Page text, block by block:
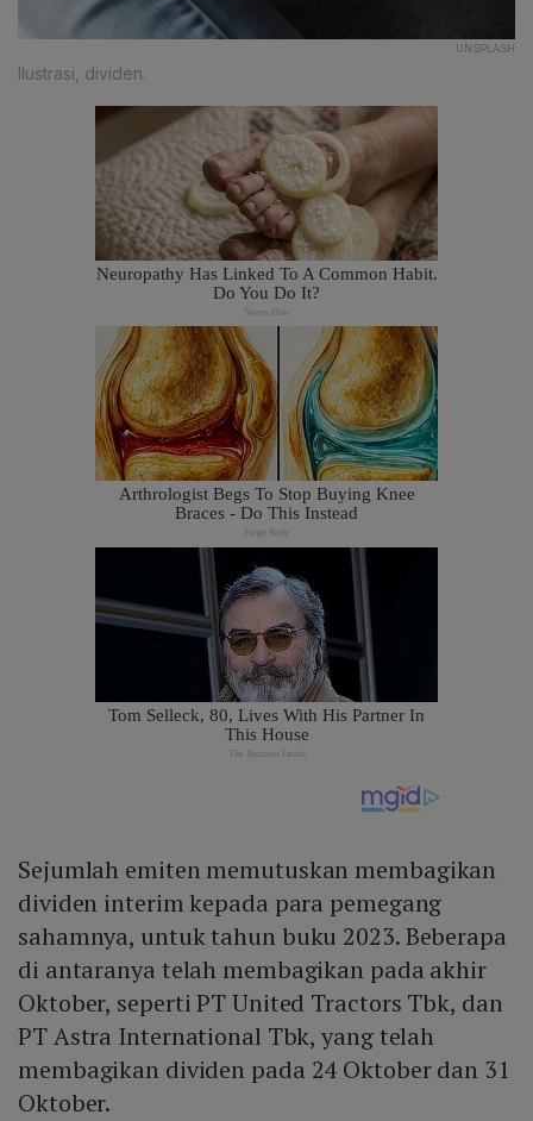
UNSPLASH
Ilustrasi, dividen.
Sejumlah emiten memutuskan membagikan
dividen interim kepada para pemegang
sahamnya, untuk tahun buku 2023. Beberapa
di antaranya telah membagikan pada akhir
Oktober, seperti PT United Tractors Tbk, dan
PT Astra International Tbk, yang telah
membagikan dividen pada 24 Oktober dan 31
Oktober.